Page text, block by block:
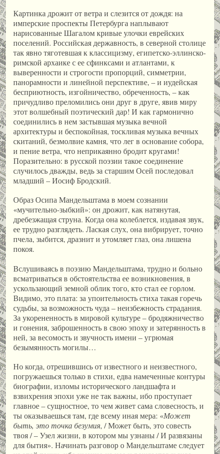
Картинка дрожит от ветра и слезится от дождя: на
имперские проспекты Петербурга наплывают
нарисованные Шагалом кривые улочки еврейских
поселений. Российская державность, в северной столице
так явно тяготевшая к классицизму, египетско-эллинско-
римской архаике с ее сфинксами и атлантами, к
выверенности и строгости пропорций, симметрии,
панорамности и линейной перспективе, – и иудейская
бесприютность, изгойничество, обреченность, – как
причудливо преломились они друг в друге, явив миру
этот волшебный поэтический дар! И как гармонично
соединились в нем застывшая музыка вечной
архитектуры и беспокойная, тоскливая музыка вечных
скитаний, безмолвие камня, что лег в основание собора,
и пение ветра, что неприкаянно бродит кругами!
Поразительно: в русской поэзии такое соединение
случилось дважды, ведь за старшим Осей последовал
младший – Иосиф Бродский.
Образ Осипа Мандельштама в моем сознании
«мучительно-зыбкий»: он дрожит, как натянутая,
дребезжащая струна. Когда она колеблется, издавая звук,
ее трудно разглядеть. Лаская слух, она вибрирует, точно
пчела, зыбится, дразнит и утомляет глаз, она лишена
покоя.
Вслушиваясь в поэзию Мандельштама, трудно и больно
всматриваться в обстоятельства ее возникновения, в
ускользающий земной облик того, кто стал ее горлом.
Видимо, это плата: за упоительность стиха такая горечь
судьбы, за возможность чуда – неизбежность страдания.
За укорененность в мировой культуре – бродяжничество
и гонения, заброшенность в свою эпоху и затерянность в
ней, за весомость и звучность имени – угрюмая
безымянность могилы…
Но когда, отрешившись от известного и неизвестного,
погружаешься только в стихи, едва намеченные контуры
биографии, изломы исторического ландшафта и
взвихрения эпохи уже не так важны, ибо проступает
главное – сущностное, то чем живет сама словесность, и
ты оказываешься там, где всему иная мера: «Может
быть, это точка безумия, / Может быть, это совесть
твоя / – Узел жизни, в котором мы узнаны / И развязаны
для бытия». Начинать разговор о Мандельштаме следует